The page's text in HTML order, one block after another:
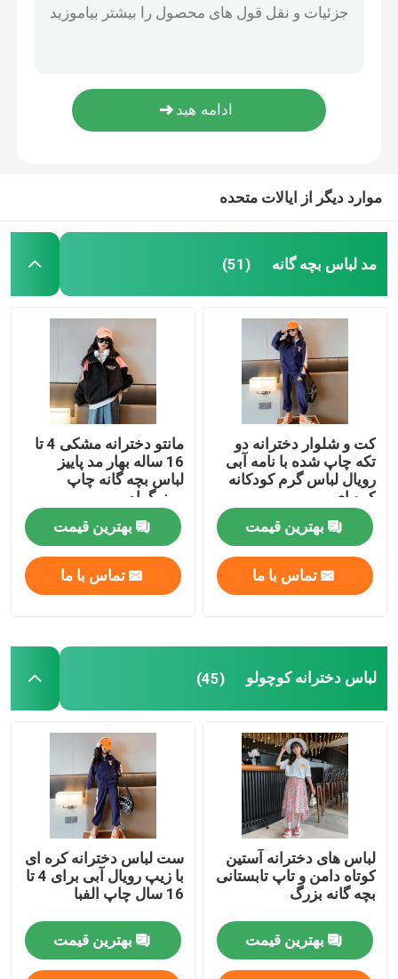
شلوار کودکان
ژاکت کش باف پشمی بچه گانه
لباس محافظ در برابر آفتاب کودکان
لباس بهاری بچه گانه
لباس تابستانی بچه گانه
لباس زمستانی بچه گانه
ژاکت کش باف پشمی دخترانه بژ مشکی نسخه کره ای گشاد
کت پنبه دوزی گرم دخترانه پشمی پشمی ضد باد
موارد دیگر از ایالات متحده
مد لباس بچه گانه (51)
کت و شلوار دخترانه دو
تکه چاپ شده با نامه آبی
رویال لباس گرم کودکانه
کره ای
بهترین قیمت
تماس با ما
مانتو دخترانه مشکی 4 تا
16 ساله بهار مد پاییز
لباس بچه گانه چاپ
مونوگرام
بهترین قیمت
تماس با ما
لباس دخترانه کوچولو (45)
لباس های دخترانه آستین
کوتاه دامن و تاپ تابستانی
بچه گانه بزرگ
بهترین قیمت
ست لباس دخترانه کره ای
با زیپ رویال آبی برای 4 تا
16 سال چاپ الفبا
بهترین قیمت